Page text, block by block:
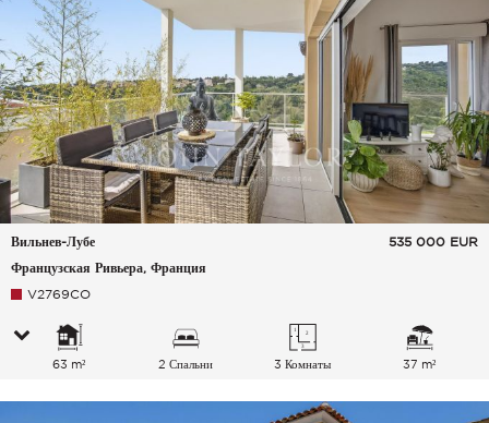
Вильнев-Лубе
Французская Ривьера, Франция
535 000 EUR
V2769CO
63 m² 2 Спальни 3 Комнаты 37 m²